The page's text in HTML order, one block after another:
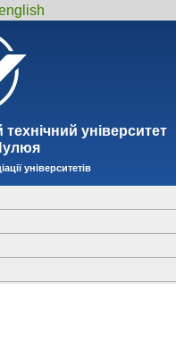
унiверситет
університетів